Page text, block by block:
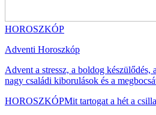
HOROSZKÓP
Adventi Horoszkóp
Advent a stressz, a boldog készülődés,
nagy családi kiborulások és a
HOROSZKÓPMit tartogat a hét a